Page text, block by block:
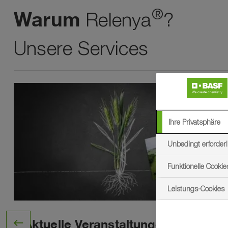
Warum Relenya®?
Unsere Services
Aktuelle Veranstaltungen
west
Ihre Privatsphäre
Unbedingt
Funktionelle
Leistungs-Cookies